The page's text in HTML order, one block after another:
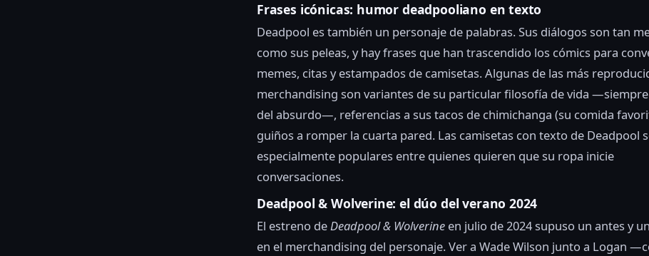
Frases icónicas: humor deadpooliano en texto
Deadpool es también un personaje de palabras. Sus diálogos son tan
como sus peleas, y hay frases que han trascendido los cómics para
memes, citas y estampados de camisetas. Algunas de las más
merchandising son variantes de su particular filosofía de vida
del absurdo—, referencias a sus tacos de chimichanga (su comida
guiños a romper la cuarta pared. Las camisetas con texto de Deadpool
especialmente populares entre quienes quieren que su ropa inicie
conversaciones.
Deadpool & Wolverine: el dúo del verano 2024
El estreno deDeadpool & Wolverine en julio de 2024 supuso un antes y
en el merchandising del personaje. Ver a Wade Wilson junto a Logan